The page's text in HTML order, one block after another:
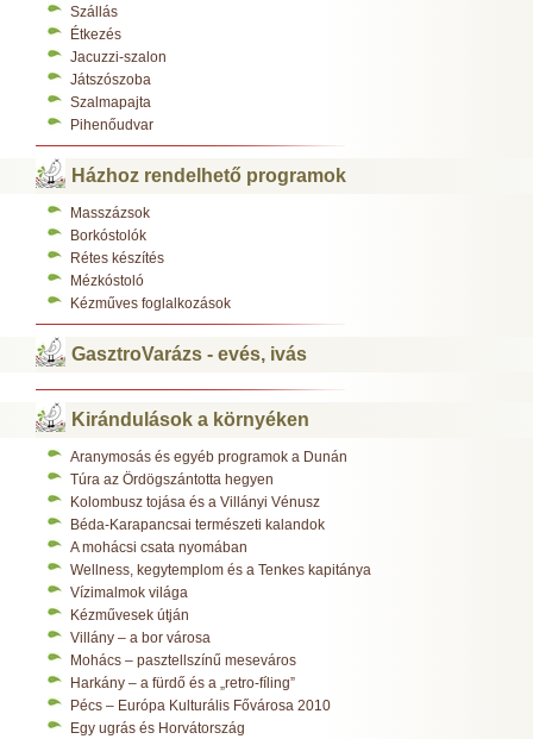
Szállás
Étkezés
Jacuzzi-szalon
Játszószoba
Szalmapajta
Pihenőudvar
Házhoz rendelhető programok
Masszázsok
Borkóstolók
Rétes készítés
Mézkóstoló
Kézműves foglalkozások
GasztroVarázs - evés, ivás
Kirándulások a környéken
Aranymosás és egyéb programok a Dunán
Túra az Ördögszántotta hegyen
Kolombusz tojása és a Villányi Vénusz
Béda-Karapancsai természeti kalandok
A mohácsi csata nyomában
Wellness, kegytemplom és a Tenkes kapitánya
Vízimalmok világa
Kézművesek útján
Villány – a bor városa
Mohács – pasztellszínű meseváros
Harkány – a fürdő és a „retro-fíling”
Pécs – Európa Kulturális Fővárosa 2010
Egy ugrás és Horvátország